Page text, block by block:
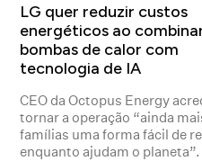
LG quer reduzir custos
energéticos ao
bombas de calor com
tecnologia de IA
CEO da Octopus Energy
tornar a operação “ainda
famílias uma forma fácil de
enquanto ajudam o planeta”.